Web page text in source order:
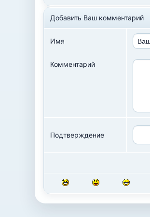
Добавить Ваш комментарий
Имя
Комментарий
Подтверждение